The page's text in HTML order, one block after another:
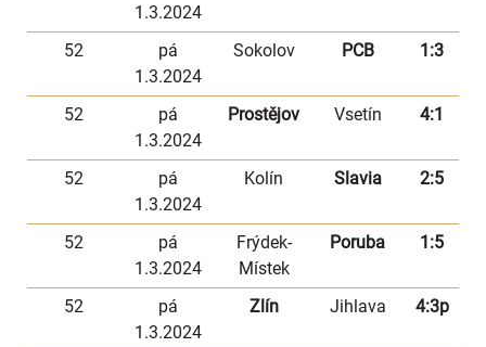
1.3.2024
52
pá
1.3.2024
Sokolov PCB 1:3
52
pá
1.3.2024
Prostějov Vsetín 4:1
52
pá
1.3.2024
Kolín Slavia 2:5
52
pá
1.3.2024
Frýdek-
Místek
Poruba 1:5
52
pá
1.3.2024
Zlín Jihlava 4:3p